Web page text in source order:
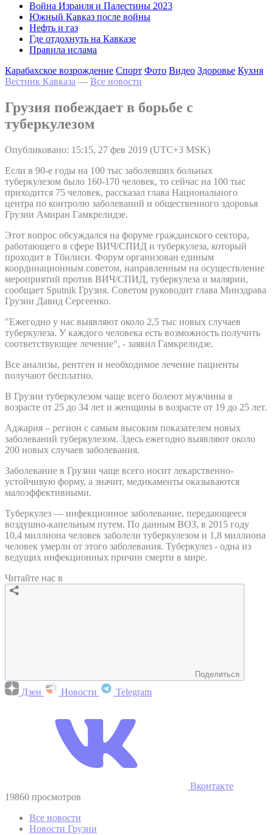
Война Израиля и Палестины 2023
Южный Кавказ после войны
Нефть и газ
Где отдохнуть на Кавказе
Правила ислама
Карабахское возрождение Спорт Фото Видео Здоровье Кухня
Вестник Кавказа — Все новости
Грузия побеждает в борьбе с
туберкулезом
Опубликовано: 15:15, 27 фев 2019 (UTC+3 MSK)
Если в 90-е годы на 100 тыс заболевших больных
туберкулезом было 160-170 человек, то сейчас на 100 тыс
приходится 75 человек, рассказал глава Национального
центра по контролю заболеваний и общественного здоровья
Грузии Амиран Гамкрелидзе.
Этот вопрос обсуждался на форуме гражданского сектора,
работающего в сфере ВИЧ/СПИД и туберкулеза, который
проходит в Тбилиси. Форум организован единым
координационным советом, направленным на осуществление
мероприятий против ВИЧ/СПИД, туберкулеза и малярии,
сообщает Sputnik Грузия. Советом руководит глава Минздрава
Грузии Давид Сергеенко.
"Ежегодно у нас выявляют около 2,5 тыс новых случаев
туберкулеза. У каждого человека есть возможность получить
соответствующее лечение", - заявил Гамкрелидзе.
Все анализы, рентген и необходимое лечение пациенты
получают бесплатно.
В Грузии туберкулезом чаще всего болеют мужчины в
возрасте от 25 до 34 лет и женщины в возрасте от 19 до 25 лет.
Аджария – регион с самым высоким показателем новых
заболеваний туберкулезом. Здесь ежегодно выявляют около
200 новых случаев заболевания.
Заболевание в Грузии чаще всего носит лекарственно-
устойчивую форму, а значит, медикаменты оказываются
малоэффективными.
Туберкулез — инфекционное заболевание, передающееся
воздушно-капельным путем. По данным ВОЗ, в 2015 году
10,4 миллиона человек заболели туберкулезом и 1,8 миллиона
человек умерли от этого заболевания. Туберкулез - одна из
ведущих инфекционных причин смерти в мире.
Читайте нас в
Поделиться
Дзен Новости Telegram
Вконтакте
19860 просмотров
Все новости
Новости Грузии